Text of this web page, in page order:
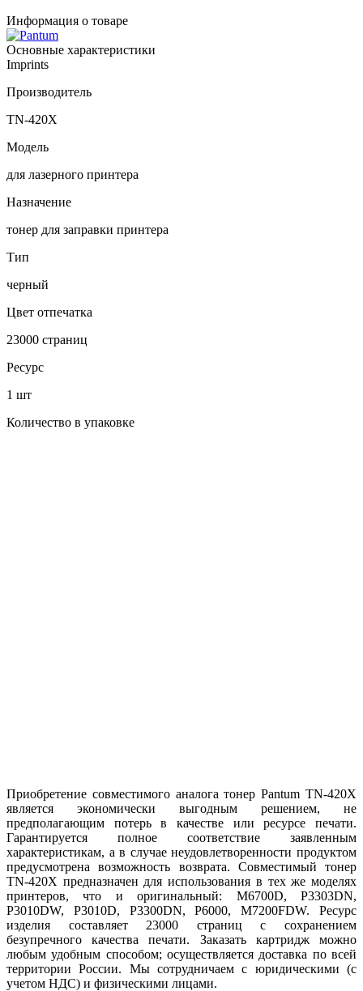
Информация о товаре
Основные характеристики
Imprints
Производитель
TN-420X
Модель
для лазерного принтера
Назначение
тонер для заправки принтера
Тип
черный
Цвет отпечатка
23000 страниц
Ресурс
1 шт
Количество в упаковке
Приобретение совместимого аналога тонер Pantum TN-420X
является экономически выгодным решением, не
предполагающим потерь в качестве или ресурсе печати.
Гарантируется полное соответствие заявленным
характеристикам, а в случае неудовлетворенности продуктом
предусмотрена возможность возврата. Совместимый тонер
TN-420X предназначен для использования в тех же моделях
принтеров, что и оригинальный: M6700D, P3303DN,
P3010DW, P3010D, P3300DN, P6000, M7200FDW. Ресурс
изделия составляет 23000​ страниц с сохранением
безупречного качества печати. Заказать картридж можно
любым удобным способом; осуществляется доставка по всей
территории России. Мы сотрудничаем с юридическими (с
учетом НДС) и физическими лицами.